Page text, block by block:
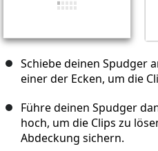
Schiebe deinen Spudger
einer der Ecken, um die
Führe deinen Spudger
hoch, um die Clips zu
Abdeckung sichern.